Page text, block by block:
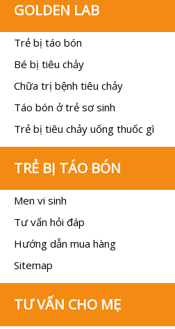
GOLDEN LAB
Trẻ bị táo bón
Bé bị tiêu chảy
Chữa trị bệnh tiêu chảy
Táo bón ở trẻ sơ sinh
Trẻ bị tiêu chảy uống thuốc gì
TRẺ BỊ TÁO BÓN
Men vi sinh
Tư vấn hỏi đáp
Hướng dẫn mua hàng
Sitemap
TƯ VẤN CHO MẸ